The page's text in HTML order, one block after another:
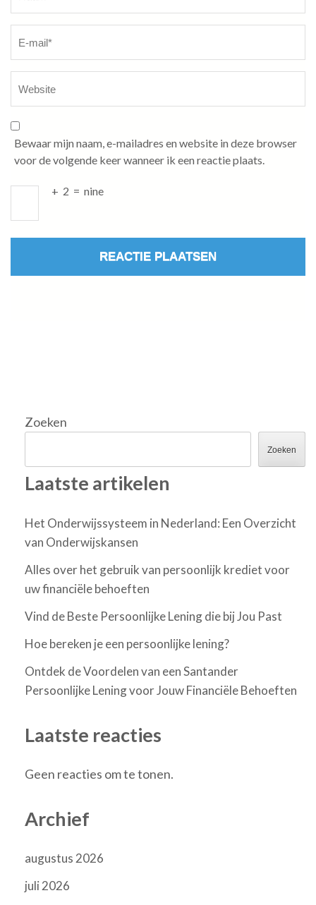
Bewaar mijn naam, e-mailadres en website in deze browser
voor de volgende keer wanneer ik een reactie plaats.
+ 2 = nine
Zoeken
Zoeken
Laatste artikelen
Het Onderwijssysteem in Nederland: Een Overzicht
van Onderwijskansen
Alles over het gebruik van persoonlijk krediet voor
uw financiële behoeften
Vind de Beste Persoonlijke Lening die bij Jou Past
Hoe bereken je een persoonlijke lening?
Ontdek de Voordelen van een Santander
Persoonlijke Lening voor Jouw Financiële Behoeften
Laatste reacties
Geen reacties om te tonen.
Archief
augustus 2026
juli 2026